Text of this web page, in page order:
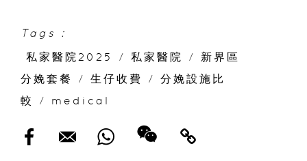
Tags :
私家醫院2025
/ 私家醫院 /
新界區
分娩套餐
/ 生仔收費 /
分娩設施比
較
/ medical